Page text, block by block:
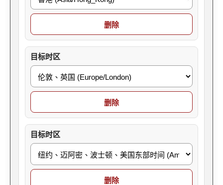
删除
目标时区
删除
目标时区
删除